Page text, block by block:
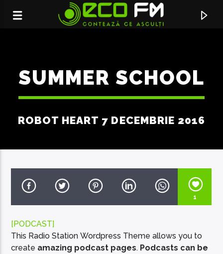
ACUM ÎN DIRECT
SERVICIUL DE PUBLICITATE:
069155998
SUMMER SCHOOL
ROBOT HEART 7 DECEMBRIE 2016
1
[PODCAST]
This Radio Station Wordpress Theme allows you to
create amazing podcast pages. Podcasts can be